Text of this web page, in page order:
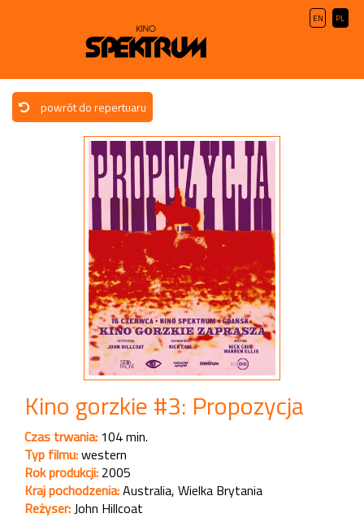
PL
EN
powrót do repertuaru
Kino gorzkie #3: Propozycja
Czas trwania: 104 min.
Typ filmu:western
Rok produkcji: 2005
Kraj pochodzenia:Australia, Wielka Brytania
Reżyser: John Hillcoat